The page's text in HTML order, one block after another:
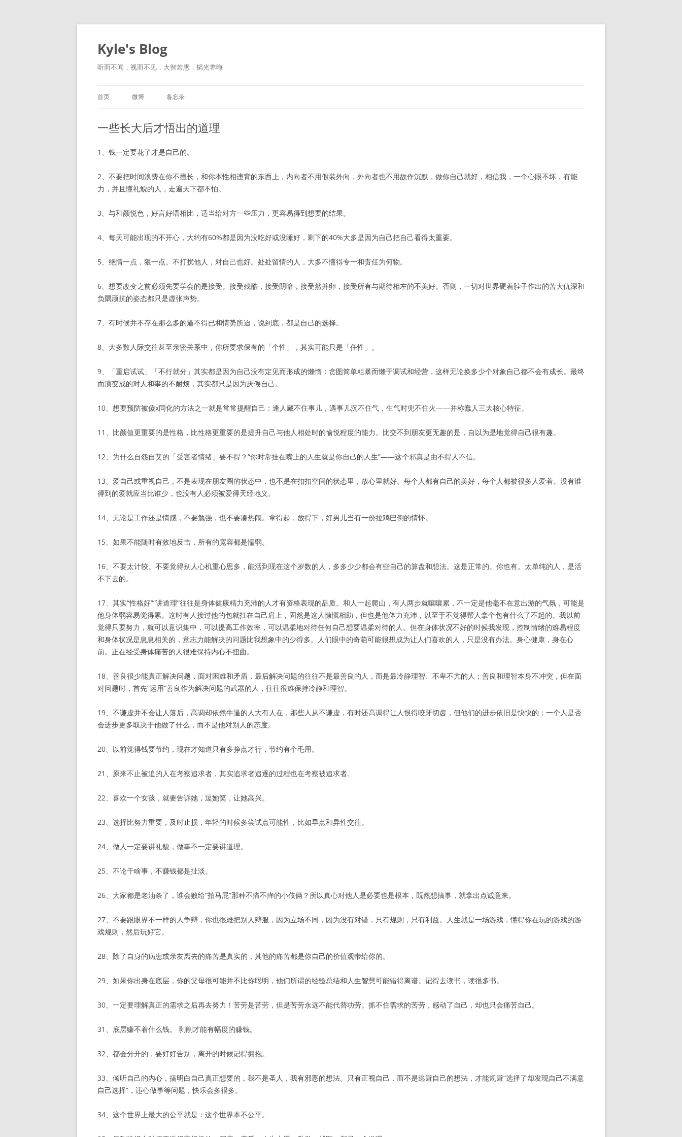
跳
文
Kyle's Blog
听而不闻，视而不见，大智若愚，韬光养晦
首页 微博 备忘录
一些长大后才悟出的道理
1、钱一定要花了才是自己的。
2、不要把时间浪费在你不擅长，和你本性相违背的东西上，内向者不用假装外向，外向者也不用故作沉默，做你自己就好，相信我，一个心眼不坏，有能
力，并且懂礼貌的人，走遍天下都不怕。
3、与和颜悦色，好言好语相比，适当给对方一些压力，更容易得到想要的结果。
4、每天可能出现的不开心，大约有60%都是因为没吃好或没睡好，剩下的40%大多是因为自己把自己看得太重要。
5、绝情一点，狠一点。不打扰他人，对自己也好。处处留情的人，大多不懂得专一和责任为何物。
6、想要改变之前必须先要学会的是接受。接受残酷，接受阴暗，接受然并卵，接受所有与期待相左的不美好。否则，一切对世界硬着脖子作出的苦大仇深和
负隅顽抗的姿态都只是虚张声势。
7、有时候并不存在那么多的逼不得已和情势所迫，说到底，都是自己的选择。
8、大多数人际交往甚至亲密关系中，你所要求保有的「个性」，其实可能只是「任性」。
9、「重启试试」「不行就分」其实都是因为自己没有定见而形成的懒惰：贪图简单粗暴而懒于调试和经营，这样无论换多少个对象自己都不会有成长。最终
而演变成的对人和事的不耐烦，其实都只是因为厌倦自己。
10、想要预防被傻x同化的方法之一就是常常提醒自己：逢人藏不住事儿，遇事儿沉不住气，生气时兜不住火——并称蠢人三大核心特征。
11、比颜值更重要的是性格，比性格更重要的是提升自己与他人相处时的愉悦程度的能力。比交不到朋友更无趣的是，自以为是地觉得自己很有趣。
12、为什么自怨自艾的「受害者情绪」要不得？“你时常挂在嘴上的人生就是你自己的人生”——这个邪真是由不得人不信。
13、爱自己或重视自己，不是表现在朋友圈的状态中，也不是在扣扣空间的状态里，放心里就好。每个人都有自己的美好，每个人都被很多人爱着。没有谁
得到的爱就应当比谁少，也没有人必须被爱得天经地义。
14、无论是工作还是情感，不要勉强，也不要凑热闹。拿得起，放得下，好男儿当有一份拉鸡巴倒的情怀。
15、如果不能随时有效地反击，所有的宽容都是懦弱。
16、不要太计较。不要觉得别人心机重心思多，能活到现在这个岁数的人，多多少少都会有些自己的算盘和想法。这是正常的。你也有。太单纯的人，是活
不下去的。
17、其实“性格好”“讲道理”往往是身体健康精力充沛的人才有资格表现的品质。和人一起爬山，有人两步就嚷嚷累，不一定是他毫不在意出游的气氛，可能是
他身体弱容易觉得累。这时有人接过他的包就扛在自己肩上，固然是这人慷慨相助，但也是他体力充沛，以至于不觉得帮人拿个包有什么了不起的。我以前
觉得只要努力，就可以意识集中，可以提高工作效率，可以温柔地对待任何自己想要温柔对待的人。但在身体状况不好的时候我发现，控制情绪的难易程度
和身体状况是息息相关的，意志力能解决的问题比我想象中的少得多。人们眼中的奇葩可能很想成为让人们喜欢的人，只是没有办法。身心健康，身在心
前。正在经受身体痛苦的人很难保持内心不扭曲。
18、善良很少能真正解决问题，面对困难和矛盾，最后解决问题的往往不是最善良的人，而是最冷静理智、不卑不亢的人；善良和理智本身不冲突，但在面
对问题时，首先“运用”善良作为解决问题的武器的人，往往很难保持冷静和理智。
19、不谦虚并不会让人落后，高调却依然牛逼的人大有人在，那些人从不谦虚，有时还高调得让人恨得咬牙切齿，但他们的进步依旧是快快的；一个人是否
会进步更多取决于他做了什么，而不是他对别人的态度。
20、以前觉得钱要节约，现在才知道只有多挣点才行，节约有个毛用。
21、原来不止被追的人在考察追求者，其实追求者追逐的过程也在考察被追求者.
22、喜欢一个女孩，就要告诉她，逗她笑，让她高兴。
23、选择比努力重要，及时止损，年轻的时候多尝试点可能性，比如早点和异性交往。
24、做人一定要讲礼貌，做事不一定要讲道理。
25、不论干啥事，不赚钱都是扯淡。
26、大家都是老油条了，谁会败给“拍马屁”那种不痛不痒的小伎俩？所以真心对他人是必要也是根本，既然想搞事，就拿出点诚意来。
27、不要跟眼界不一样的人争辩，你也很难把别人辩服，因为立场不同，因为没有对错，只有规则，只有利益。人生就是一场游戏，懂得你在玩的游戏的游
戏规则，然后玩好它。
28、除了自身的病患或亲友离去的痛苦是真实的，其他的痛苦都是你自己的价值观带给你的。
29、如果你出身在底层，你的父母很可能并不比你聪明，他们所谓的经验总结和人生智慧可能错得离谱。记得去读书，读很多书。
30、一定要理解真正的需求之后再去努力！苦劳是苦劳，但是苦劳永远不能代替功劳。抓不住需求的苦劳，感动了自己，却也只会痛苦自己。
31、底层赚不着什么钱。 剥削才能有幅度的赚钱。
32、都会分开的，要好好告别，离开的时候记得拥抱。
33、倾听自己的内心，搞明白自己真正想要的，我不是圣人，我有邪恶的想法。只有正视自己，而不是逃避自己的想法，才能规避“选择了却发现自己不满意
自己选择”，违心做事等问题，快乐会多很多。
34、这个世界上最大的公平就是：这个世界本不公平。